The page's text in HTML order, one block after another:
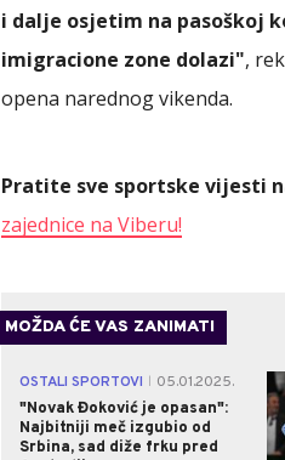
i dalje osjetim na pasoškoj
imigracione zone dolazi",
opena narednog vikenda.
Pratite sve sportske vijesti
zajednice na Viberu!
MOŽDA ĆE VAS ZANIMATI
OSTALI SPORTOVI
05.01.2025.
"Novak Đoković je opasan":
Najbitniji meč izgubio od
Srbina, sad diže frku pred